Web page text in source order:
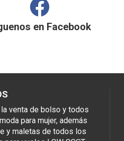
en Facebook
venta de bolso y todos
para mujer, además
y maletas de todos los